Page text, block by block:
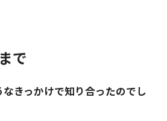
で
きっかけで知り合ったのでし